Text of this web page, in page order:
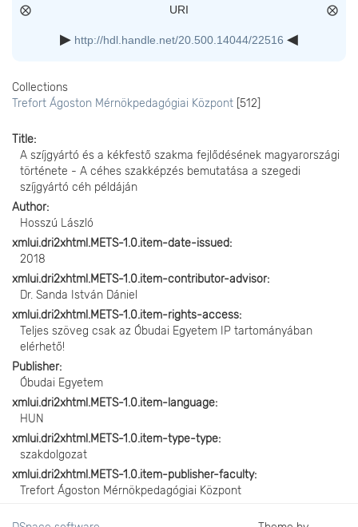
URI
http://hdl.handle.net/20.500.14044/22516
Collections
Trefort Ágoston Mérnökpedagógiai Központ [512]
Title
A szíjgyártó és a kékfestő szakma fejlődésének magyarországi
története - A céhes szakképzés bemutatása a szegedi
szíjgyártó céh példáján
Author
Hosszú László
xmlui.dri2xhtml.METS-1.0.item-date-issued
2018
xmlui.dri2xhtml.METS-1.0.item-contributor-advisor
Dr. Sanda István Dániel
xmlui.dri2xhtml.METS-1.0.item-rights-access
Teljes szöveg csak az Óbudai Egyetem IP tartományában
elérhető!
Publisher
Óbudai Egyetem
xmlui.dri2xhtml.METS-1.0.item-language
HUN
xmlui.dri2xhtml.METS-1.0.item-type-type
szakdolgozat
xmlui.dri2xhtml.METS-1.0.item-publisher-faculty
Trefort Ágoston Mérnökpedagógiai Központ